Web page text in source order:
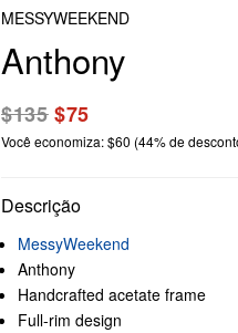
MESSYWEEKEND
Anthony
$135$75
Você economiza: $60 (44% de
Descrição
MessyWeekend
Anthony
Handcrafted acetate frame
Full-rim design